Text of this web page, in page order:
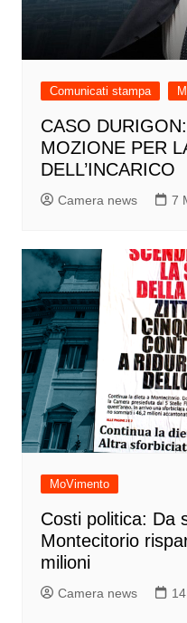
Comunicati stampa
CASO
MOZIONE PER
DELL’INCARICO
Camera news 7
MoVimento
Costi politica: Da
Montecitorio
milioni
Camera news